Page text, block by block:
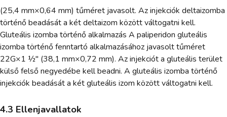
(25,4 mm×0,64 mm) tűméret javasolt. Az injekciók deltaizomba
történő beadását a két deltaizom között váltogatni kell.
Gluteális izomba történő alkalmazás A paliperidon gluteális
izomba történő fenntartó alkalmazásához javasolt tűméret
22G×1 ½" (38,1 mm×0,72 mm). Az injekciót a gluteális terület
külső felső negyedébe kell beadni. A gluteális izomba történő
injekciók beadását a két gluteális izom között váltogatni kell.
4.3 Ellenjavallatok